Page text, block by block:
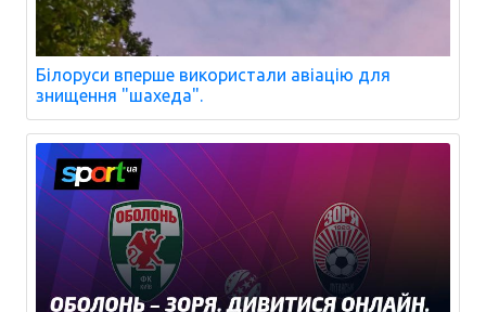
Білоруси вперше використали авіацію для
знищення "шахеда".